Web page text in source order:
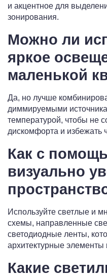
и акцентное для
зонирования.
Можно ли
яркое
маленькой
Да, но лучше
диммируемыми
температурой, чтобы не
дискомфорта и избежать
Как с
визуально
Используйте светлые и
схемы, направленные
светодиодные ленты,
архитектурные элементы
Какие